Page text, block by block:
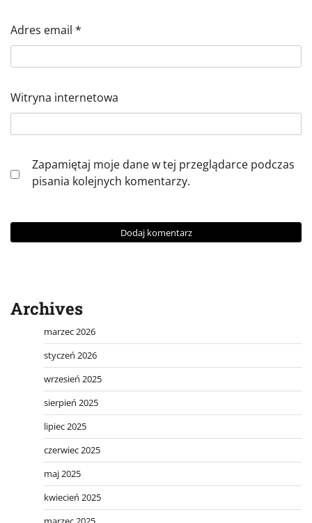
Adres email *
Witryna internetowa
Zapamiętaj moje dane w tej przeglądarce podczas
pisania kolejnych komentarzy.
Archives
marzec 2026
styczeń 2026
wrzesień 2025
sierpień 2025
lipiec 2025
czerwiec 2025
maj 2025
kwiecień 2025